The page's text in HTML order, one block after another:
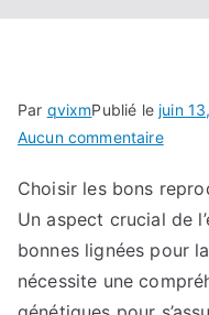
Par qvixmPublié le juin
Aucun commentairesur
chiots
aux
:
Choisir les bons
Un aspect crucial de
bonnes lignées pour
nécessite une